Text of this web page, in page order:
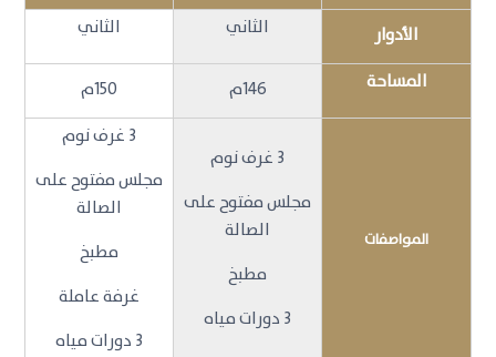
الأدوار الثاني الثاني
المساحة 146م 150م
المواصفات
3 غرف نوم
مجلس مفتوح على
الصالة
مطبخ
3 دورات مياه
3 غرف نوم
مجلس مفتوح على
الصالة
مطبخ
غرفة عاملة
3 دورات مياه